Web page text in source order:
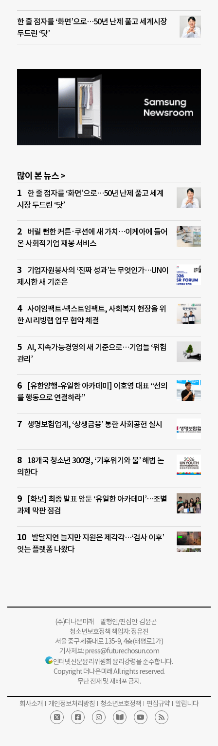
한 줄 점자를 ‘화면’으로…50년 난제 풀고 세계시장
두드린 ‘닷’
많이 본 뉴스 >
한 줄 점자를 ‘화면’으로…50년 난제 풀고 세계
시장 두드린 ‘닷’
버릴 뻔한 커튼·쿠션에 새 가치…이케아에 들어
온 사회적기업 재봉 서비스
기업자원봉사의 ‘진짜 성과’는 무엇인가…UN이
제시한 새 기준은
사이임팩트-넥스트임팩트, 사회복지 현장을 위
한 AI 리빙랩 업무 협약 체결
AI, 지속가능경영의 새 기준으로…기업들 ‘위험
관리’
[유한양행-유일한 아카데미] 이호영 대표 “선의
를 행동으로 연결하라”
생명보험업계, ‘상생금융’ 통한 사회공헌 실시
18개국 청소년 300명, ‘기후위기와 물’ 해법 논
의한다
[화보] 최종 발표 앞둔 ‘유일한 아카데미’…조별
과제 막판 점검
발달지연 늘지만 지원은 제각각…‘검사 이후’
잇는 플랫폼 나왔다
(주)더나은미래 발행인/편집인: 김윤곤
청소년보호정책 책임자: 정유진
서울 중구 세종대로 135-9, 4층(태평로1가)
기사제보:press@futurechosun.com
인터넷신문윤리위원회 윤리강령을 준수합니다.
Copyright 더나은미래 All rights reserved.
무단 전재 및 재배포 금지.
회사소개 개인정보처리방침 청소년보호정책 편집규약 알립니다